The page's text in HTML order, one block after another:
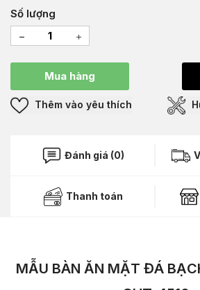
Số lượng
Mua hàng
Thêm vào yêu thích
Đánh giá (0)
Thanh toán
MẪU BÀN ĂN MẶT ĐÁ